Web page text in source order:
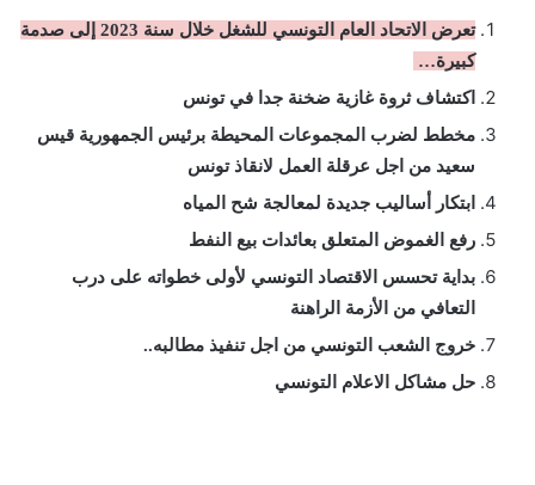
تعرض الاتحاد العام التونسي للشغل خلال سنة 2023 إلى صدمة
كبيرة…
اكتشاف ثروة غازية ضخنة جدا في تونس
مخطط لضرب المجموعات المحيطة برئيس الجمهورية قيس
سعيد من اجل عرقلة العمل لانقاذ تونس
ابتكار أساليب جديدة لمعالجة شح المياه
رفع الغموض المتعلق بعائدات بيع النفط
بداية تحسس الاقتصاد التونسي لأولى خطواته على درب
التعافي من الأزمة الراهنة
خروج الشعب التونسي من اجل تنفيذ مطالبه..
حل مشاكل الاعلام التونسي